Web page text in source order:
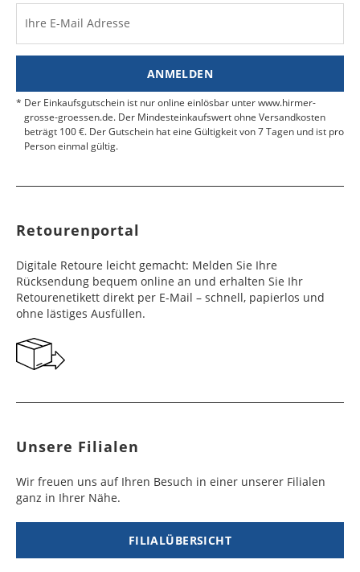
Ihre E-Mail Adresse
ANMELDEN
Der Einkaufsgutschein ist nur online einlösbar unter www.hirmer-
grosse-groessen.de. Der Mindesteinkaufswert ohne Versandkosten
beträgt 100 €. Der Gutschein hat eine Gültigkeit von 7 Tagen und ist pro
Person einmal gültig.
Retourenportal
Digitale Retoure leicht gemacht: Melden Sie Ihre
Rücksendung bequem online an und erhalten Sie Ihr
Retourenetikett direkt per E-Mail – schnell, papierlos und
ohne lästiges Ausfüllen.
Unsere Filialen
Wir freuen uns auf Ihren Besuch in einer unserer Filialen
ganz in Ihrer Nähe.
FILIALÜBERSICHT